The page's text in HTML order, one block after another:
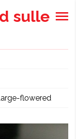
sulle
flowered